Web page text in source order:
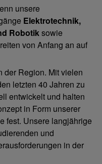
unsere
Elektrotechnik,
Robotiksowie
von Anfang an auf
der Region. Mit vielen
letzten 40 Jahren zu
entwickelt und halten
in Form unserer
fest. Unsere langjährige
und
in der